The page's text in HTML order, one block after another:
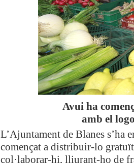
Avui ha
amb el
L’Ajuntament de Blanes s’ha
començat a distribuir-lo
col·laborar-hi, lliurant-ho de